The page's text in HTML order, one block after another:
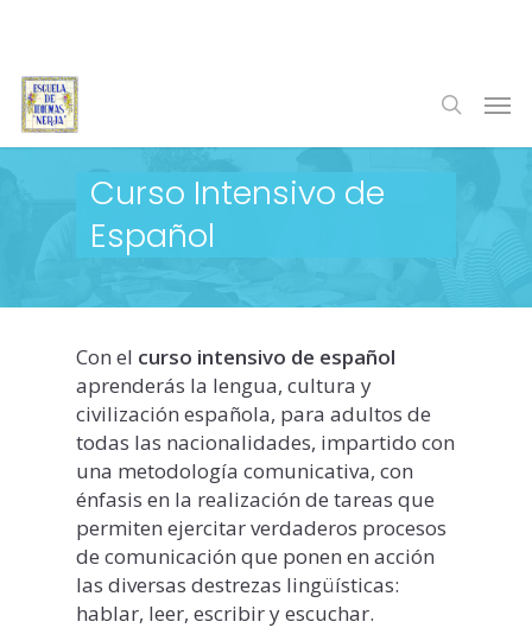
main
content
search
Curso Intensivo de
Español
Con el curso intensivo de español
aprenderás la lengua, cultura y
civilización española, para adultos de
todas las nacionalidades, impartido con
una metodología comunicativa, con
énfasis en la realización de tareas que
permiten ejercitar verdaderos procesos
de comunicación que ponen en acción
las diversas destrezas lingüísticas:
hablar, leer, escribir y escuchar.